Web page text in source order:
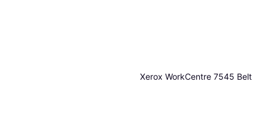
Xerox WorkCentre 7545 Belt